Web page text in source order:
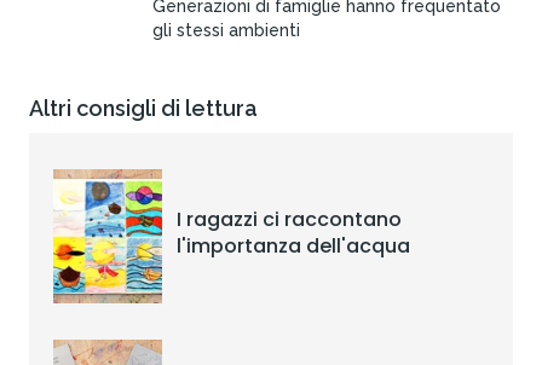
Generazioni di famiglie hanno frequentato
gli stessi ambienti
Altri consigli di lettura
I ragazzi ci raccontano
l'importanza dell'acqua